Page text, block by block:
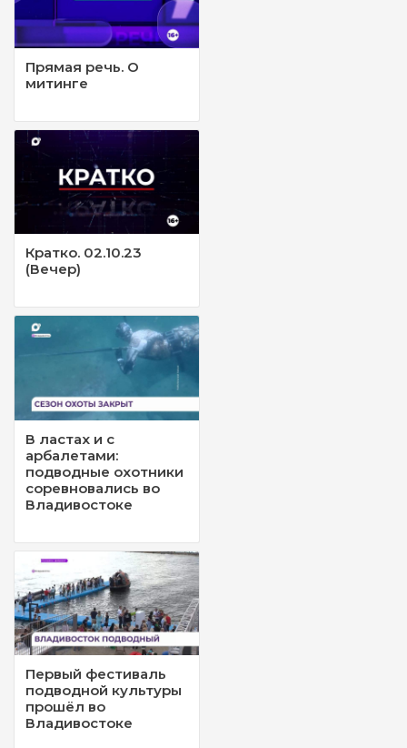
Прямая речь. О
митинге
Кратко. 02.10.23
(Вечер)
В ластах и с
арбалетами:
подводные охотники
соревновались во
Владивостоке
Первый фестиваль
подводной культуры
прошёл во
Владивостоке